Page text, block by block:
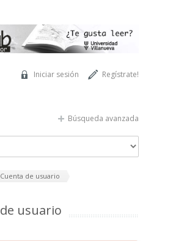
Regístrate!
Iniciar sesión
Búsqueda avanzada
Cuenta de usuario
usuario